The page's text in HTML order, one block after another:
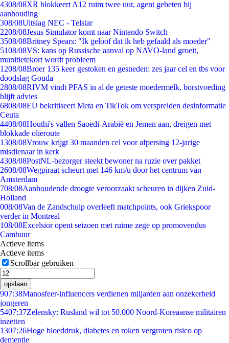
4308/08XR blokkeert A12 ruim twee uur, agent gebeten bij
aanhouding
308/08Uitslag NEC - Telstar
2208/08Jesus Simulator komt naar Nintendo Switch
3508/08Britney Spears: "Ik geloof dat ik heb gefaald als moeder"
5108/08VS: kans op Russische aanval op NAVO-land groeit,
munitietekort wordt probleem
1208/08Broer 135 keer gestoken en gesneden: zes jaar cel en tbs voor
doodslag Gouda
2808/08RIVM vindt PFAS in al de geteste moedermelk, borstvoeding
blijft advies
6808/08EU bekritiseert Meta en TikTok om verspreiden desinformatie
Ceuta
4408/08Houthi's vallen Saoedi-Arabië en Jemen aan, dreigen met
blokkade olieroute
1308/08Vrouw krijgt 30 maanden cel voor afpersing 12-jarige
misdienaar in kerk
4308/08PostNL-bezorger steekt bewoner na ruzie over pakket
2608/08Wegpiraat scheurt met 146 km/u door het centrum van
Amsterdam
708/08Aanhoudende droogte veroorzaakt scheuren in dijken Zuid-
Holland
008/08Van de Zandschulp overleeft matchpoints, ook Griekspoor
verder in Montreal
108/08Excelsior opent seizoen met ruime zege op promovendus
Cambuur
Actieve items
Actieve items
Scrollbar gebruiken
opslaan
907:38Manosfeer-influencers verdienen miljarden aan onzekerheid
jongeren
5407:37Zelensky: Rusland wil tot 50.000 Noord-Koreaanse militairen
inzetten
1307:26Hoge bloeddruk, diabetes en roken vergroten risico op
dementie